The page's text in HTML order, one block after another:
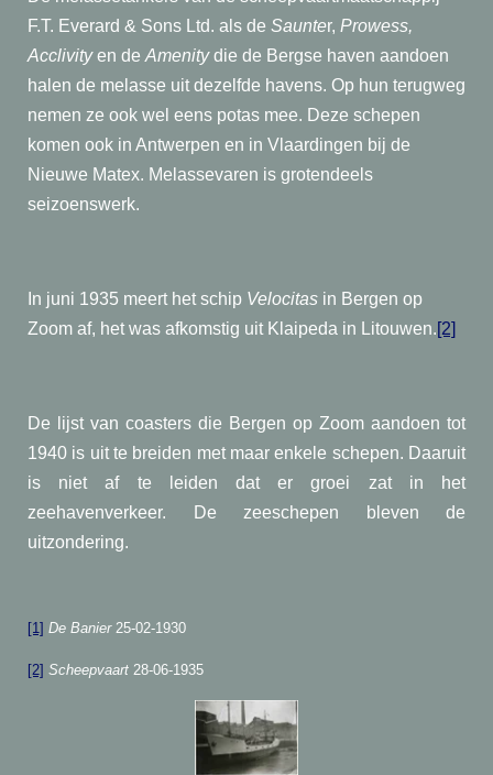
F.T. Everard & Sons Ltd. als de Saunter, Prowess,
Acclivityen de Amenitydie de Bergse haven aandoen
halen de melasse uit dezelfde havens. Op hun terugweg
nemen ze ook wel eens potas mee. Deze schepen
komen ook in Antwerpen en in Vlaardingen bij de
Nieuwe Matex. Melassevaren is grotendeels
seizoenswerk.
In juni 1935 meert het schip Velocitas in Bergen op
Zoom af, het was afkomstig uit Klaipeda in Litouwen.[2]
De lijst van coasters die Bergen op Zoom aandoen tot
1940 is uit te breiden met maar enkele schepen. Daaruit
is niet af te leiden dat er groei zat in het
zeehavenverkeer. De zeeschepen bleven de
uitzondering.
[1] De Banier25-02-1930
[2] Scheepvaart 28-06-1935